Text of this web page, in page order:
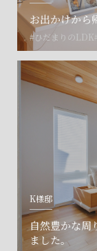
お出かけから
#ひだまりのLDK
K様邸
自然豊かな周
ました。